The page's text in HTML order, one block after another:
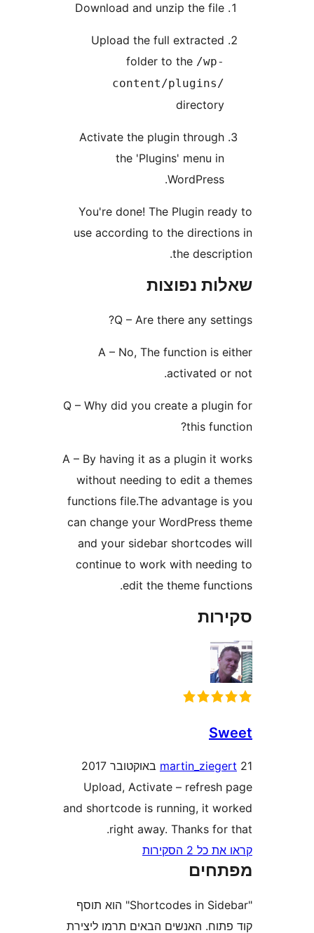
Download and unzip the
Upload the full
folder to the
content/
Activate the plugin
the 'Plugins' menu
You're done! The Plugin
use according to the
נפוצות
Q – Are there any
A – No, The function
Q – Why did you create a
A – By having it as a plugin it
without needing to edit a
functions file.The advantage
can change your WordPress
and your sidebar
continue to work with
edit the theme
Upload, Activate –
and shortcode is running, it
right away. Thanks
"Shortcodes in Sidebar" הוא תוסף
האנשים הבאים תרמו ליצירת